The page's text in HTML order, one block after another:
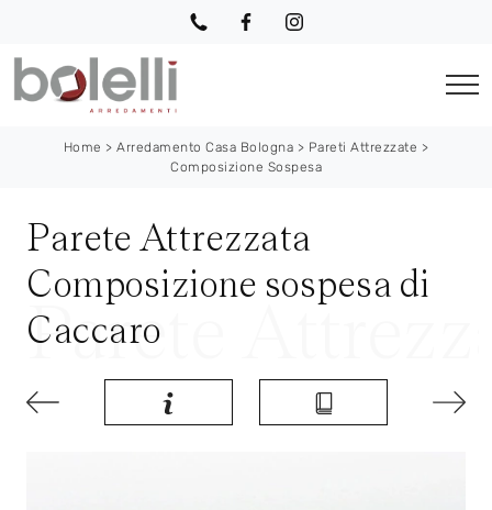
Home >Arredamento Casa Bologna > Pareti Attrezzate >
Composizione Sospesa
Parete Attrezzata
Composizione sospesa di
Caccaro